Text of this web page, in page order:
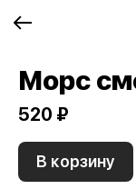
Морс
520 ₽
В корзину